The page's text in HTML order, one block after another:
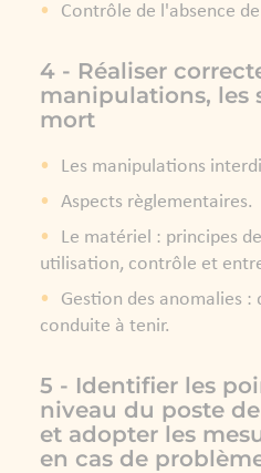
Contrôle de l'absence
4 - Réaliser
manipulations, les
mort
Les manipulations
Aspects règlementaires.
Le matériel : principes
utilisation, contrôle et
Gestion des anomalies :
conduite à tenir.
5 - Identifier les
niveau du poste
et adopter les
en cas de